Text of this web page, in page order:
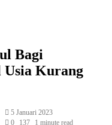
Bagi
Usia Kurang
Send
an
5 Januari 2023
0
137 1 minute read